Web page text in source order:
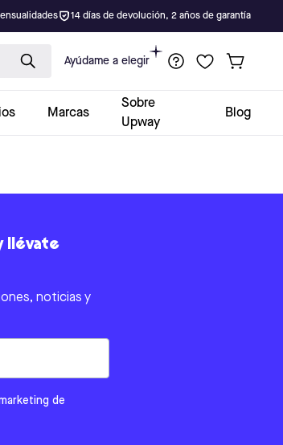
14 días de devolución, 2 años de garantía
Ayúdame a elegir
Marcas
Sobre
Upway
Blog
llévate
noticias y
de